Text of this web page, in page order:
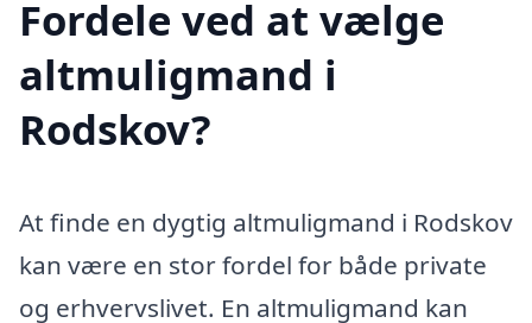
Fordele ved at vælge
altmuligmand i
Rodskov?
At finde en dygtig altmuligmand i Rodskov
kan være en stor fordel for både private
og erhvervslivet. En altmuligmand kan